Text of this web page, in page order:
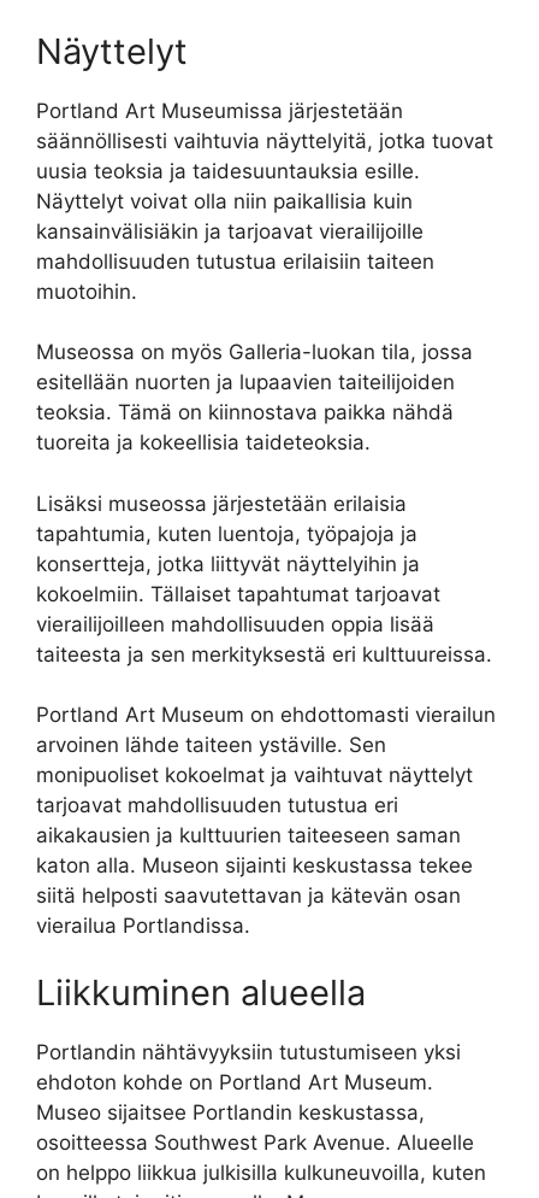
Näyttelyt
Portland Art Museumissa järjestetään
säännöllisesti vaihtuvia näyttelyitä, jotka tuovat
uusia teoksia ja taidesuuntauksia esille.
Näyttelyt voivat olla niin paikallisia kuin
kansainvälisiäkin ja tarjoavat vierailijoille
mahdollisuuden tutustua erilaisiin taiteen
muotoihin.
Museossa on myös Galleria-luokan tila, jossa
esitellään nuorten ja lupaavien taiteilijoiden
teoksia. Tämä on kiinnostava paikka nähdä
tuoreita ja kokeellisia taideteoksia.
Lisäksi museossa järjestetään erilaisia
tapahtumia, kuten luentoja, työpajoja ja
konsertteja, jotka liittyvät näyttelyihin ja
kokoelmiin. Tällaiset tapahtumat tarjoavat
vierailijoilleen mahdollisuuden oppia lisää
taiteesta ja sen merkityksestä eri kulttuureissa.
Portland Art Museum on ehdottomasti vierailun
arvoinen lähde taiteen ystäville. Sen
monipuoliset kokoelmat ja vaihtuvat näyttelyt
tarjoavat mahdollisuuden tutustua eri
aikakausien ja kulttuurien taiteeseen saman
katon alla. Museon sijainti keskustassa tekee
siitä helposti saavutettavan ja kätevän osan
vierailua Portlandissa.
Liikkuminen alueella
Portlandin nähtävyyksiin tutustumiseen yksi
ehdoton kohde on Portland Art Museum.
Museo sijaitsee Portlandin keskustassa,
osoitteessa Southwest Park Avenue. Alueelle
on helppo liikkua julkisilla kulkuneuvoilla, kuten